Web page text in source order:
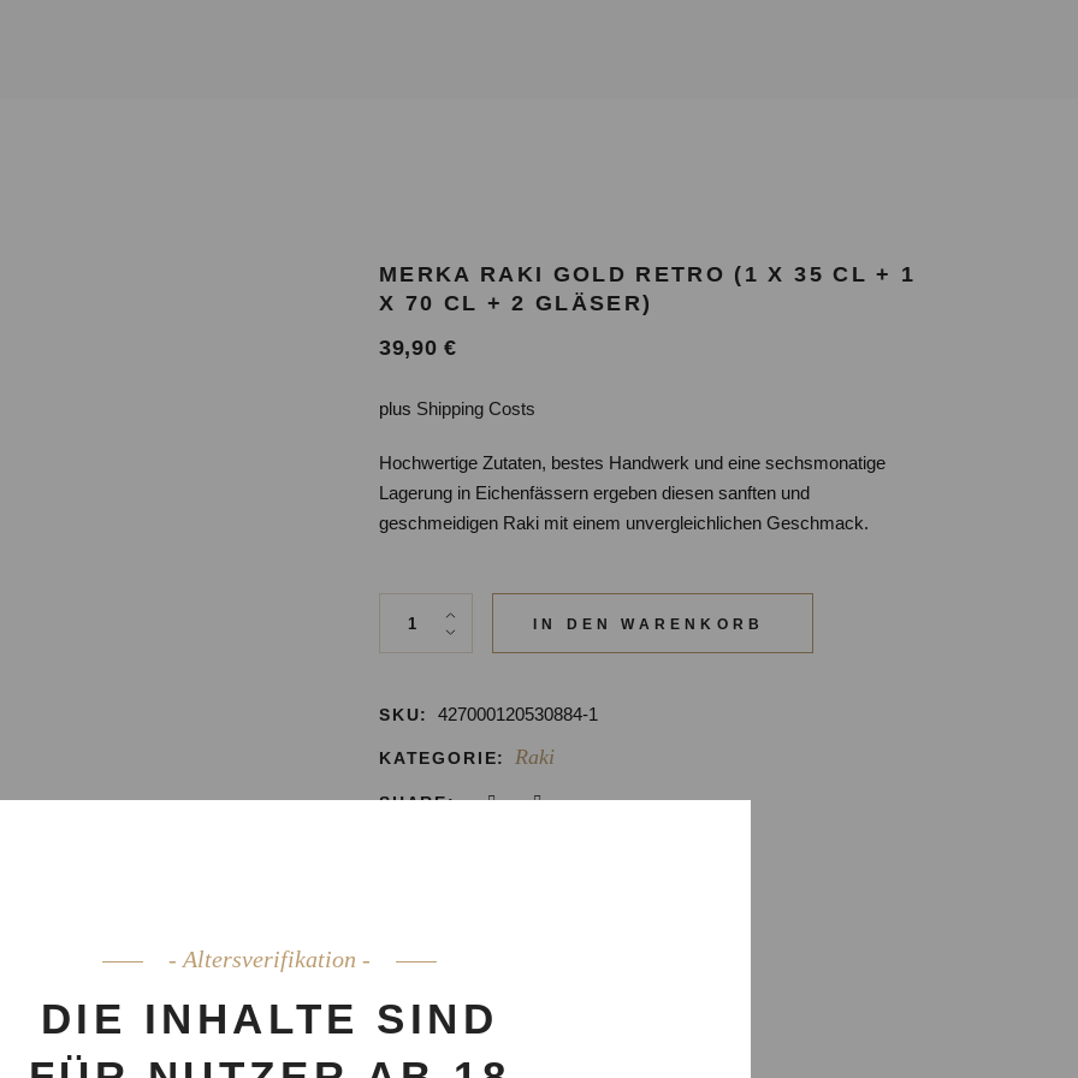
- Altersverifikation -
DIE INHALTE SIND
MERKA RAKI GOLD RETRO (1 X 35 CL + 1
X 70 CL + 2 GLÄSER)
39,90€
plus Shipping Costs
Hochwertige Zutaten, bestes Handwerk und eine sechsmonatige
Lagerung in Eichenfässern ergeben diesen sanften und
geschmeidigen Raki mit einem unvergleichlichen Geschmack.
MERKA RAKI Gold Retro (1 x 35 cl + 1 x 70 cl + 2 Gläser) quantity
IN DEN WARENKORB
SKU: 427000120530884-1
KATEGORIE: Raki
SHARE:
Edition